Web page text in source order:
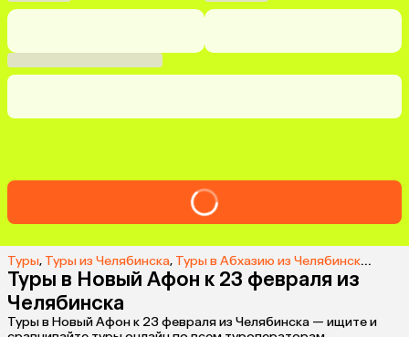
Туры, Туры из Челябинска, Туры в Абхазию из Челябинска ,
Туры в Новый Афон к 23 февраля из
Челябинска
Туры в Новый Афон к 23 февраля из Челябинска — ищите и